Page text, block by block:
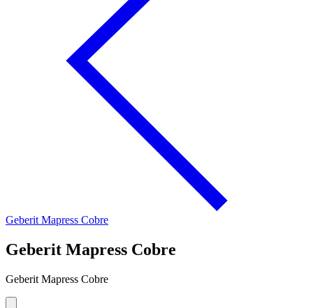
Geberit Mapress Cobre
Geberit Mapress Cobre
Geberit Mapress Cobre